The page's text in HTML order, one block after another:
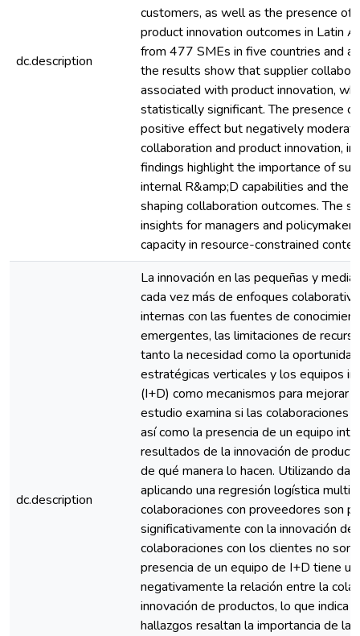
dc.description
customers, as well as the presence of
product innovation outcomes in Latin
from 477 SMEs in five countries and
the results show that supplier
associated with product innovation,
statistically significant. The presence
positive effect but negatively
collaboration and product innovation,
findings highlight the importance of
internal R&amp;D capabilities and the
shaping collaboration outcomes. The
insights for managers and
capacity in resource-constrained
dc.description
La innovación en las pequeñas y
cada vez más de enfoques
internas con las fuentes de
emergentes, las limitaciones de
tanto la necesidad como la
estratégicas verticales y los equipos
(I+D) como mecanismos para mejorar
estudio examina si las colaboraciones
así como la presencia de un equipo
resultados de la innovación de
de qué manera lo hacen. Utilizando
aplicando una regresión logística
colaboraciones con proveedores son
significativamente con la innovación
colaboraciones con los clientes no
presencia de un equipo de I+D tiene
negativamente la relación entre la
innovación de productos, lo que indica
hallazgos resaltan la importancia de